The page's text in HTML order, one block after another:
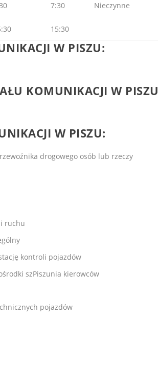
7:30
15:30
Nieczynne
W PISZU:
KOMUNIKACJIW PISZU
W PISZU:
drogowego osób lub rzeczy
ruchu
kontroli pojazdów
szPiszunia kierowców
pojazdów